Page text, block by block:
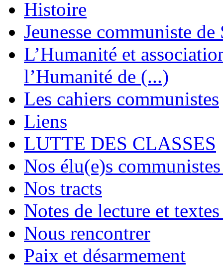
Histoire
Jeunesse communiste
L’Humanité et
l’Humanité de (...)
Les cahiers communistes
Liens
LUTTE DES CLASSES
Nos élu(e)s
Nos tracts
Notes de lecture et
Nous rencontrer
Paix et désarmement